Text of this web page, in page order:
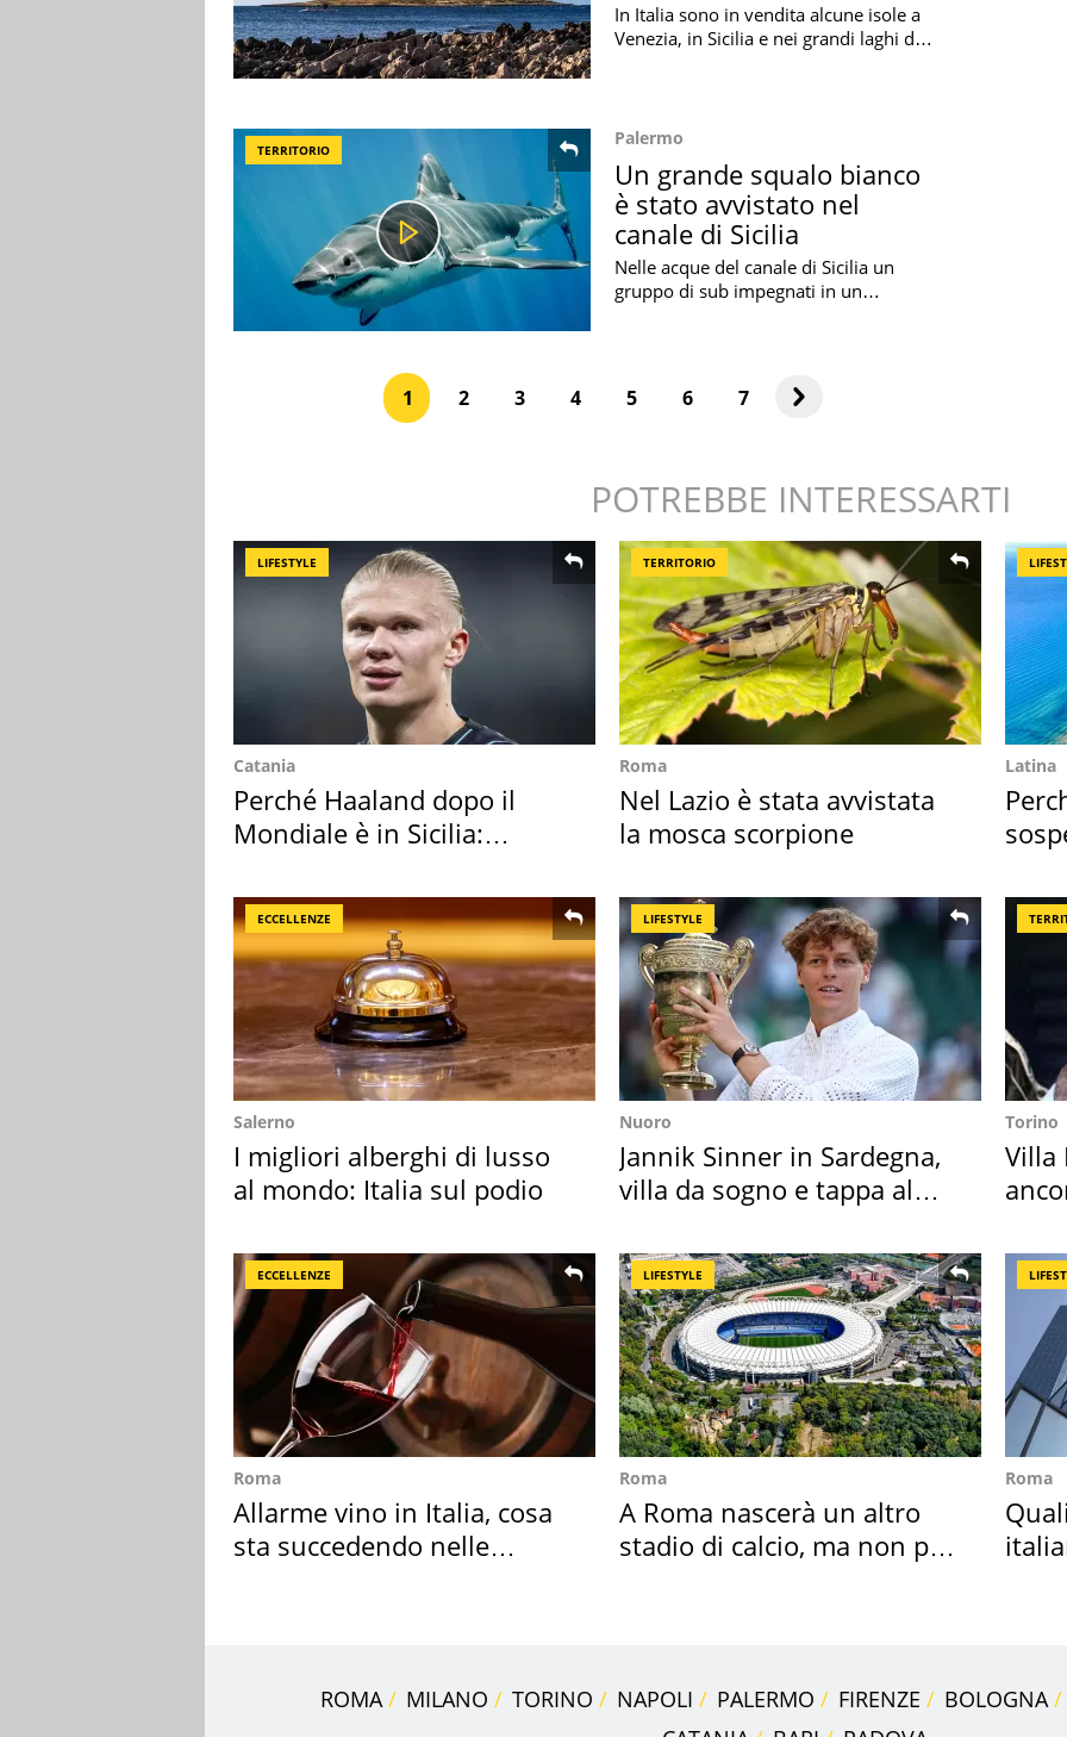
In Italia sono in vendita alcune isole a
Venezia, in Sicilia e nei grandi laghi del
TERRITORIO
Palermo
Un grande squalo bianco
è stato avvistato nel
canale di Sicilia
Nelle acque del canale di Sicilia un
gruppo di sub impegnati in un
1 2 3 4 5 6 7
POTREBBE INTERESSARTI
LIFESTYLE
Catania
Perché Haaland dopo il
Mondiale è in Sicilia:
TERRITORIO
Roma
Nel Lazio è stata avvistata
la mosca scorpione
Latina
ECCELLENZE
Salerno
I migliori alberghi di lusso
al mondo: Italia sul podio
LIFESTYLE
Nuoro
Jannik Sinner in Sardegna,
villa da sogno e tappa al
Torino
Villa
ECCELLENZE
Roma
Allarme vino in Italia, cosa
sta succedendo nelle
LIFESTYLE
Roma
A Roma nascerà un altro
stadio di calcio, ma non per
Roma
ROMA MILANO TORINO NAPOLI PALERMO FIRENZE
BOLOGNA